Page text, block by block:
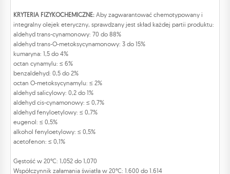
KRYTERIA FIZYKOCHEMICZNE: Aby zagwarantować chemotypowany i
integralny olejek eteryczny, sprawdzany jest skład każdej partii produktu:
aldehyd trans-cynamonowy: 70 do 88%
aldehyd trans-O-metoksycynamonowy: 3 do 15%
kumaryna: 1,5 do 4%
octan cynamylu: ≤ 6%
benzaldehyd: 0,5 do 2%
octan O-metoksycynamylu: ≤ 2%
aldehyd salicylowy: 0,2 do 1%
aldehyd cis-cynamonowy: ≤ 0,7%
aldehyd fenyloetylowy: ≤ 0,7%
eugenol: ≤ 0,5%
alkohol fenyloetylowy: ≤ 0,5%
acetofenon: ≤ 0,1%
Gęstość w 20°C: 1,052 do 1,070
Współczynnik załamania światła w 20°C: 1.600 do 1.614